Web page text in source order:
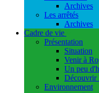
Archives
Les arrêtés
Archives
Cadre de vie
Présentation
Situation
Venir à
Un peu
Découvrir
Environnement